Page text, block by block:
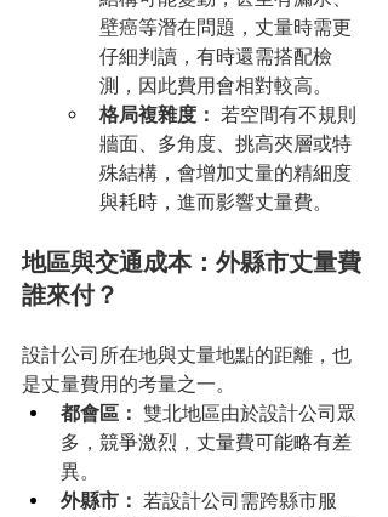
壁癌等潛在問題，丈量時需更
仔細判讀，有時還需搭配檢
測，因此費用會相對較高。
格局複雜度： 若空間有不規則
牆面、多角度、挑高夾層或特
殊結構，會增加丈量的精細度
與耗時，進而影響丈量費。
地區與交通成本：外縣市丈量費
誰來付？
設計公司所在地與丈量地點的距離，也
是丈量費用的考量之一。
都會區： 雙北地區由於設計公司眾
多，競爭激烈，丈量費可能略有差
異。
外縣市： 若設計公司需跨縣市服